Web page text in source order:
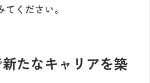
ください。
たなキャリアを築